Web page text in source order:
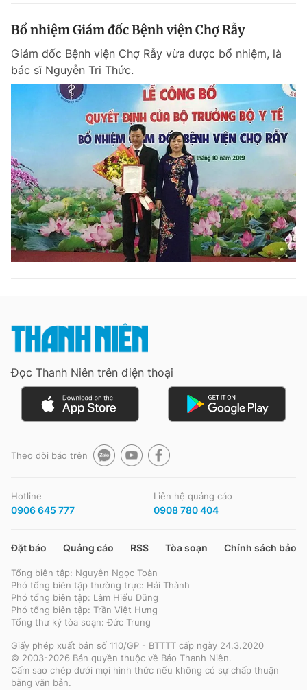
Phó tổng biên tập thường trực: Hải Thành
Phó tổng biên tập: Lâm Hiếu Dũng
Phó tổng biên tập: Trần Việt Hưng
Tổng thư ký tòa soạn: Đức Trung
Giấy phép xuất bản số 110/GP - BTTTT cấp ngày 24.3.2020
© 2003-2026 Bản quyền thuộc về Báo Thanh Niên. Cấm sao chép
dưới mọi hình thức nếu không có sự chấp thuận bằng văn bản.
Phát triển bởi ePi Technologies, JSC.
Bổ nhiệm Giám đốc Bệnh viện Chợ Rẫy
Giám đốc Bệnh viện Chợ Rẫy vừa được bổ nhiệm, là
bác sĩ Nguyễn Tri Thức.
Đọc Thanh Niên trên điện thoại
Theo dõi báo trên
Hotline
0906 645 777
Liên hệ quảng cáo
0908 780 404
Đặt báo Quảng cáo RSS Tòa soạn Chính sách bảo
Tổng biên tập: Nguyễn Ngọc Toàn
Phó tổng biên tập thường trực: Hải Thành
Phó tổng biên tập: Lâm Hiếu Dũng
Phó tổng biên tập: Trần Việt Hưng
Tổng thư ký tòa soạn: Đức Trung
Giấy phép xuất bản số 110/GP - BTTTT cấp ngày 24.3.2020
© 2003-2026 Bản quyền thuộc về Báo Thanh Niên.
Cấm sao chép dưới mọi hình thức nếu không có sự chấp thuận
bằng văn bản.